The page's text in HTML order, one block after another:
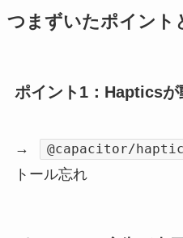
つまずいたポイント
ポイント1：Hapticsが
→ @capacitor/
トール忘れ